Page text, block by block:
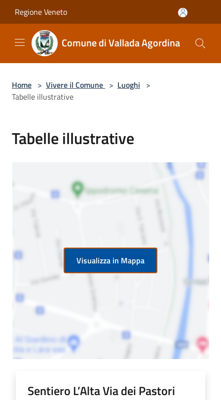
Regione Veneto
Comune di Vallada Agordina
Home > Vivere il Comune > Luoghi >
Tabelle illustrative
Tabelle illustrative
Visualizza in Mappa
Sentiero L’Alta Via dei Pastori